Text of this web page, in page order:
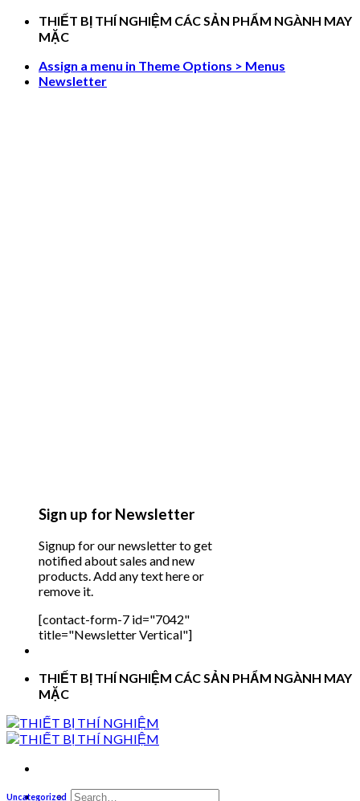
Skip
THIẾT BỊ THÍ NGHIỆM CÁC SẢN PHẨM NGÀNH MAY
MẶC
Assign a menu in Theme Options > Menus
Newsletter
Sign up for Newsletter
Signup for our newsletter to get
notified about sales and new
products. Add any text here or
remove it.
[contact-form-7 id="7042"
title="Newsletter Vertical"]
THIẾT BỊ THÍ NGHIỆM CÁC SẢN PHẨM NGÀNH MAY
MẶC
Search
Uncategorized